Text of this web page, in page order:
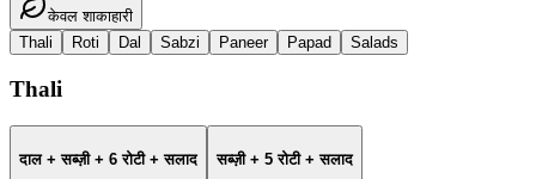
केवल शाकाहारी
Thali
Roti Dal Sabzi Paneer Papad Salads
Thali
दाल + सब्ज़ी + 6 रोटी + सलाद सब्ज़ी + 5 रोटी + सलाद